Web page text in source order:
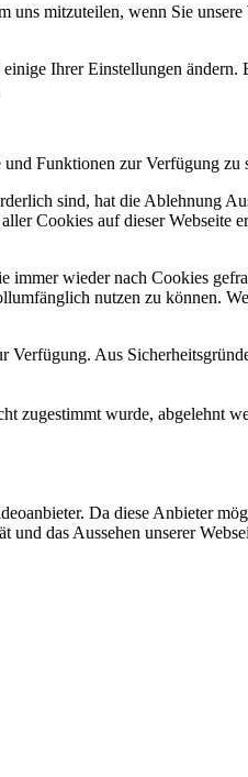
mitzuteilen, wenn Sie
Ihrer Einstellungen
Funktionen zur Verfügung zu
sind, hat die Ablehnung
Cookies auf dieser
wieder nach Cookies
nutzen zu können.
Aus
zugestimmt wurde, abgelehnt
Da diese Anbieter
das Aussehen unserer